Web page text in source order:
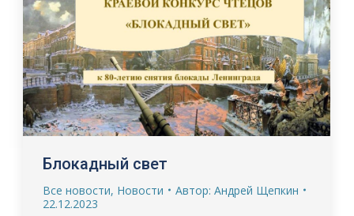
Блокадный свет
Все новости, Новости Автор: Андрей Щепкин
22.12.2023